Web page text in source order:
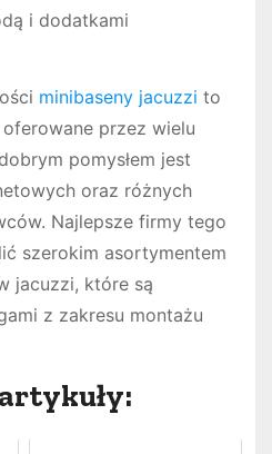
i dodatkami
minibaseny jacuzzi to
przez wielu
pomysłem jest
oraz różnych
Najlepsze firmy tego
szerokim asortymentem
jacuzzi, które są
z zakresu montażu